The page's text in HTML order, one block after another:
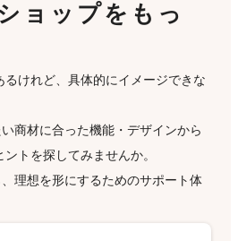
ョップをもっ
るけれど、具体的にイメージできな
商材に合った機能・デザインから
ントを探してみませんか。
理想を形にするためのサポート体